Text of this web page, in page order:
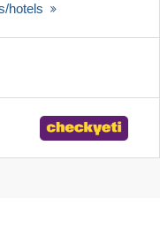
hotels